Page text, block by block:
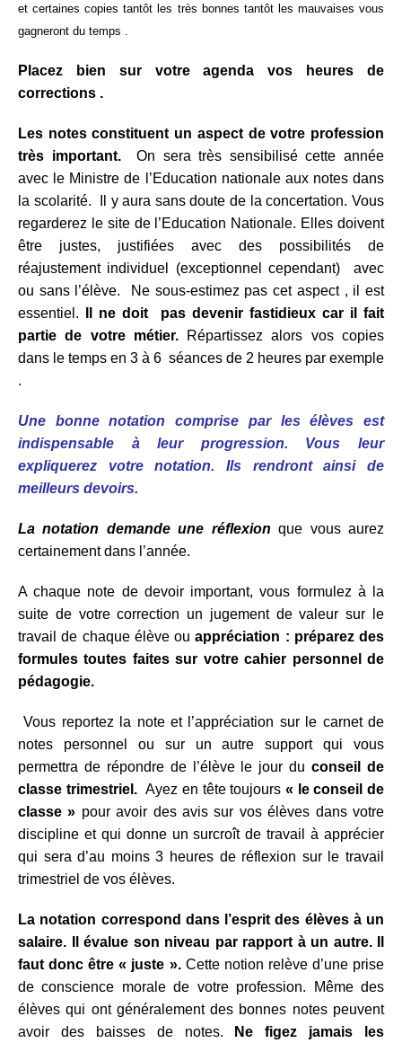
et certaines copies tantôt les très bonnes tantôt les mauvaises vous
gagneront du temps .
Placez bien sur votre agenda vos heures de
corrections .
Les notes constituent un aspect de votre profession
très important.On sera très sensibilisé cette année
avec le Ministre de l’Education nationale aux notes dans
la scolarité. Il y aura sans doute de la concertation. Vous
regarderez le site de l’Education Nationale. Elles doivent
être justes, justifiées avec des possibilités de
réajustement individuel (exceptionnel cependant) avec
ou sans l’élève. Ne sous-estimez pas cet aspect , il est
essentiel. Il ne doit pas devenir fastidieux car il fait
partie de votre métier.
Répartissez alors vos copies
dans le temps en 3 à 6 séances de 2 heures par exemple
.
Une bonne notation comprise par les élèves est
indispensable à leur progression.
Vous leur
expliquerez votre notation. Ils rendront ainsi de
meilleurs devoirs.
La notation demande une réflexion que vous aurez
certainement dans l’année.
A chaque note de devoir important, vous formulez à la
suite de votre correction un jugement de valeur sur le
travail de chaque élève ouappréciation : préparez des
formules toutes faites sur votre cahier personnel de
pédagogie.
Vous reportez la note et l’appréciation sur le carnet de
notes personnel ou sur un autre support qui vous
permettra de répondre de l’élève le jour duconseil de
classe trimestriel. Ayez en tête toujours « le conseil de
classe » pour avoir des avis sur vos élèves dans votre
discipline et qui donne un surcroît de travail à apprécier
qui sera d’au moins 3 heures de réflexion sur le travail
trimestriel de vos élèves.
La notation correspond dans l’esprit des élèves à un
salaire.
Il évalue son niveau par rapport à un autre. Il
faut donc être « juste ». Cette notion relève d’une prise
de conscience morale de votre profession. Même des
élèves qui ont généralement des bonnes notes peuvent
avoir des baisses de notes.
Ne figez jamais les